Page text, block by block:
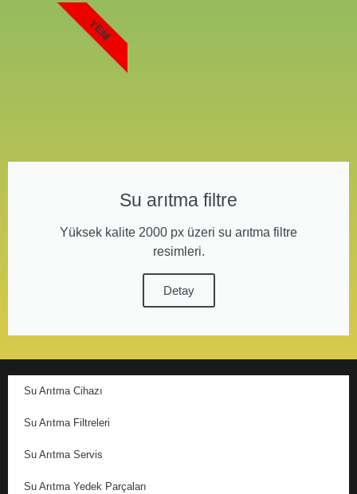
Su arıtma filtre
Yüksek kalite 2000 px üzeri su arıtma filtre
resimleri.
Detay
YENI
Su Arıtma Cihazı
Su Arıtma Filtreleri
Su Arıtma Servis
Su Arıtma Yedek Parçaları